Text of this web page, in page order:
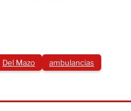
Del Mazo
ambulancias